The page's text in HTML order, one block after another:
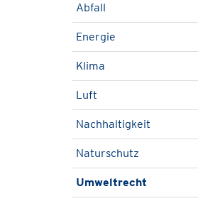
Abfall
Energie
Klima
Luft
Nachhaltigkeit
Naturschutz
Umweltrecht